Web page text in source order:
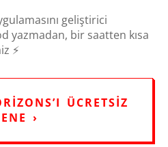
geliştirici
yazmadan, bir saatten kısa
⚡
ÜCRETSIZ
›